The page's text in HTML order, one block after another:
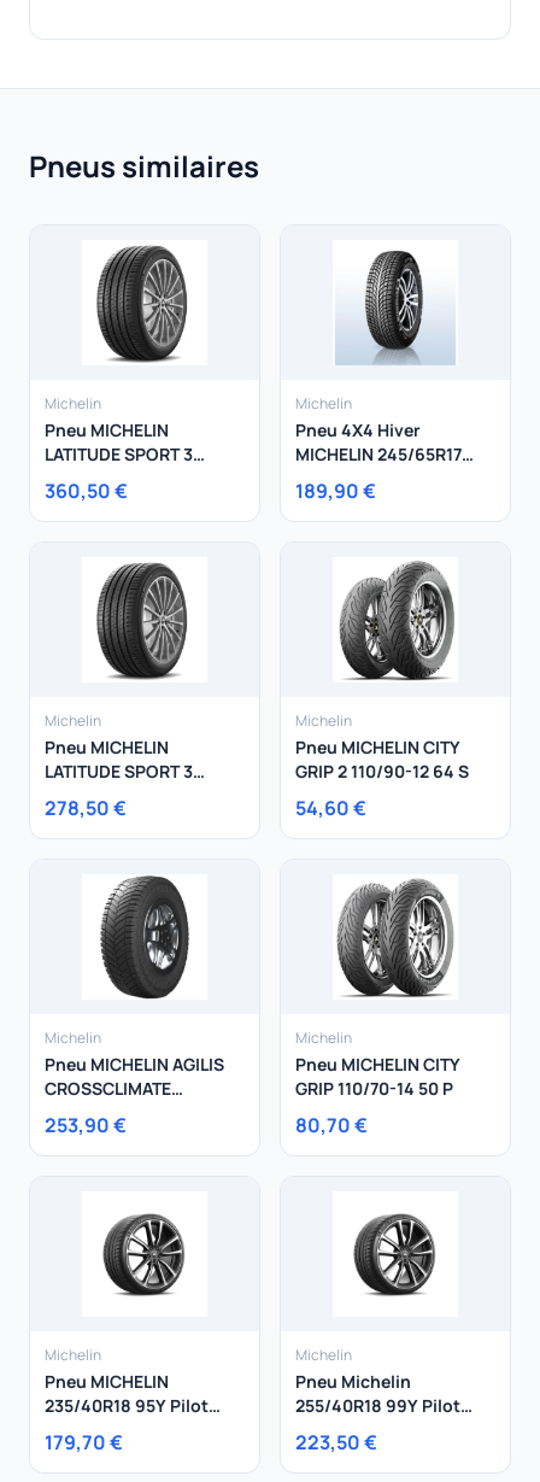
Pneus similaires
Michelin
Pneu MICHELIN
LATITUDE SPORT 3
315/40R21 111Y
360,50 €
Michelin
Pneu 4X4 Hiver
MICHELIN 245/65R17
111H Latitude Alpin LA2
XL
189,90 €
Michelin
Pneu MICHELIN
LATITUDE SPORT 3
255/45R20 105V
278,50 €
Michelin
Pneu MICHELIN CITY
GRIP 2 110/90-12 64 S
54,60 €
Michelin
Pneu MICHELIN AGILIS
CROSSCLIMATE
225/75R16 118R
253,90 €
Michelin
Pneu MICHELIN CITY
GRIP 110/70-14 50 P
80,70 €
Michelin
Pneu MICHELIN
235/40R18 95Y Pilot
Sport 4 S XL
179,70 €
Michelin
Pneu Michelin
255/40R18 99Y Pilot
Sport 4 S XL
223,50 €